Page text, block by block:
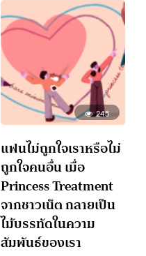
245
แฟนไม่ถูกใจเราหรือไม่
ถูกใจคนอื่น เมื่อ
Princess Treatment
จากชาวเน็ต กลายเป็น
ไม้บรรทัดในความ
สัมพันธ์ของเรา